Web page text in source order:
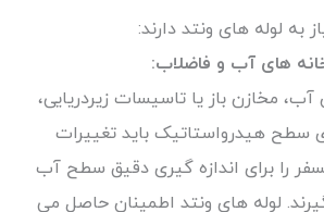
به لوله های ونتد دارند:
های آب و فاضلاب:
آب، مخازن باز یا تاسیسات زیردریایی،
سطح هیدرواستاتیک باید تغییرات
را برای اندازه گیری دقیق سطح آب
لوله های ونتد اطمینان حاصل می